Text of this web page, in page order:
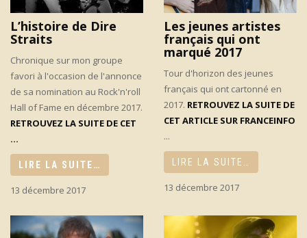
L’histoire de Dire
Straits
Chronique sur mon groupe
favori à l'occasion de l'annonce
de sa nomination au Rock'n'roll
Hall of Fame en décembre 2017.
RETROUVEZ LA SUITE DE CET
...
LIRE LA SUITE…
13 décembre 2017
Les jeunes artistes
français qui ont
marqué 2017
Tour d'horizon des jeunes
français qui ont cartonné en
2017. RETROUVEZ LA SUITE DE
CET ARTICLE SUR FRANCEINFO
...
LIRE LA SUITE…
13 décembre 2017